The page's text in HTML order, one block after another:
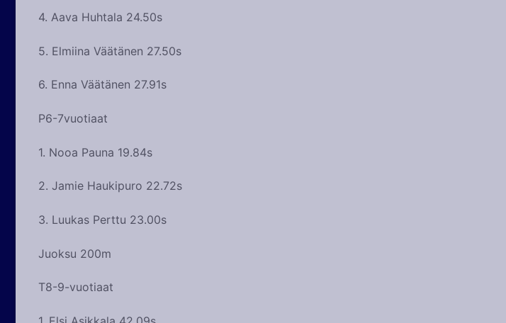
4. Aava Huhtala 24.50s
5. Elmiina Väätänen 27.50s
6. Enna Väätänen 27.91s
P6-7vuotiaat
1. Nooa Pauna 19.84s
2. Jamie Haukipuro 22.72s
3. Luukas Perttu 23.00s
Juoksu 200m
T8-9-vuotiaat